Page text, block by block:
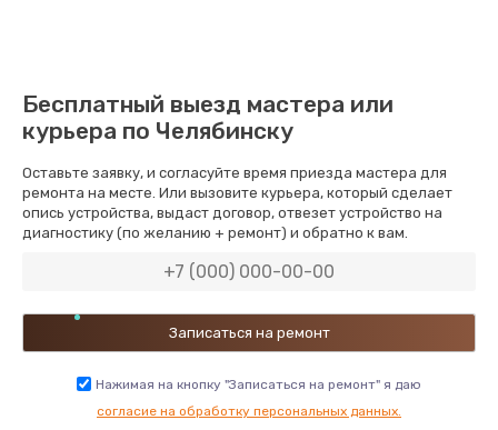
Бесплатный выезд мастера или
курьера по Челябинску
Оставьте заявку, и согласуйте время приезда мастера для
ремонта на месте. Или вызовите курьера, который сделает
опись устройства, выдаст договор, отвезет устройство на
диагностику (по желанию + ремонт) и обратно к вам.
Нажимая на кнопку "Записаться на ремонт" я даю
согласие на обработку персональных данных.